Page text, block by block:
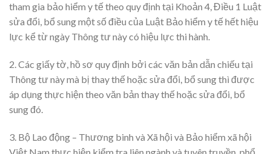
tham gia bảo hiểm y tế theo quy định tại Khoản 4, Điều 1 Luật
sửa đổi, bổ sung một số điều của Luật Bảo hiểm y tế hết hiệu
lực kể từ ngày Thông tư này có hiệu lực thi hành.
2. Các giấy tờ, hồ sơ quy định bởi các văn bản dẫn chiếu tại
Thông tư này mà bị thay thế hoặc sửa đổi, bổ sung thì được
áp dụng thực hiện theo văn bản thay thế hoặc sửa đổi, bổ
sung đó.
3. Bộ Lao động – Thương binh và Xã hội và Bảo hiểm xã hội